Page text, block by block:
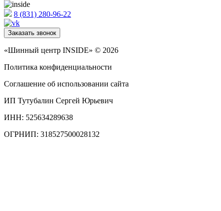
8 (831) 280-96-22
Заказать звонок
«Шинный центр INSIDE» © 2026
Политика конфиденциальности
Соглашение об использовании сайта
ИП Тутубалин Сергей Юрьевич
ИНН: 525634289638
ОГРНИП: 318527500028132